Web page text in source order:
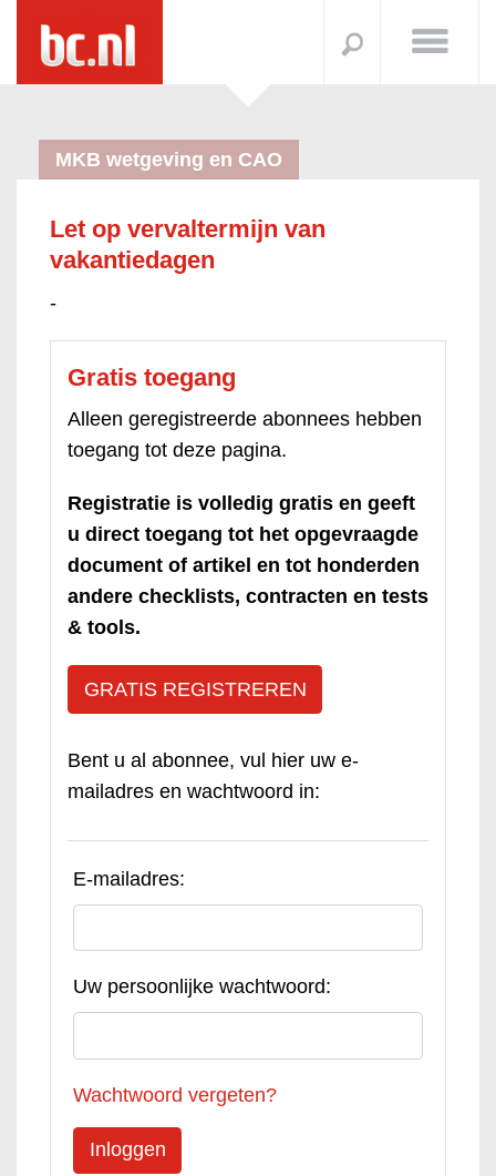
MKB wetgeving en CAO
Let op vervaltermijn van
vakantiedagen
-
Gratis toegang
Alleen geregistreerde abonnees hebben
toegang tot deze pagina.
Registratie is volledig gratis en geeft
u direct toegang tot het opgevraagde
document of artikel en tot honderden
andere checklists, contracten en tests
& tools.
GRATIS REGISTREREN
Bent u al abonnee, vul hier uw e-
mailadres en wachtwoord in:
E-mailadres:
Uw persoonlijke wachtwoord:
Wachtwoord vergeten?